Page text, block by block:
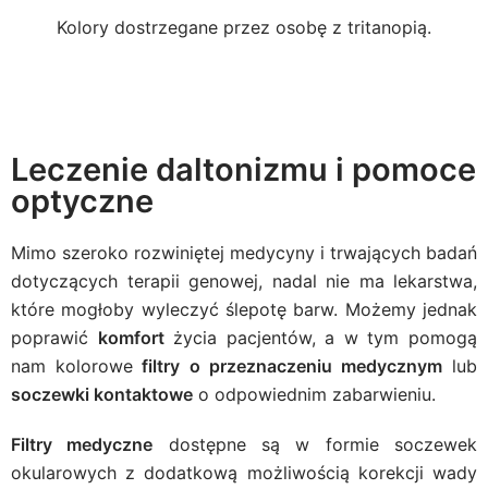
Kolory dostrzegane przez osobę z tritanopią.
Leczenie daltonizmu i pomoce
optyczne
Mimo szeroko rozwiniętej medycyny i trwających badań
dotyczących terapii genowej, nadal nie ma lekarstwa,
które mogłoby wyleczyć ślepotę barw. Możemy jednak
poprawić komfortżycia pacjentów, a w tym pomogą
nam kolorowe filtry o przeznaczeniu medycznymlub
soczewki kontaktowe o odpowiednim zabarwieniu.
Filtry medyczne dostępne są w formie soczewek
okularowych z dodatkową możliwością korekcji wady